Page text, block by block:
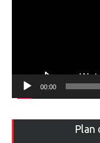
00:00
Plan